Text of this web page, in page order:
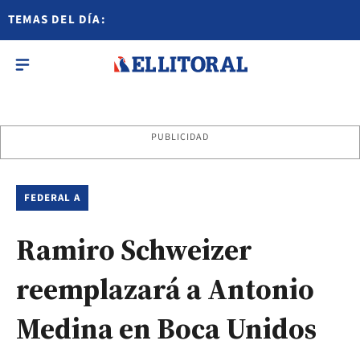
TEMAS DEL DÍA:
PUBLICIDAD
FEDERAL A
Ramiro Schweizer
reemplazará a Antonio
Medina en Boca Unidos